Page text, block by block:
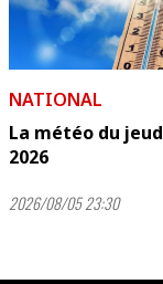
NATIONAL
La météo du
2026
2026/08/05 23:30